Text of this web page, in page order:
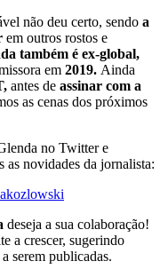
não deu certo, sendo a
em outros rostos e
também é ex-global,
em 2019. Ainda
antes de assinar com a
as cenas dos próximos
no Twitter e
as novidades da jornalista:
deseja a sua colaboração!
a crescer, sugerindo
serem publicadas.